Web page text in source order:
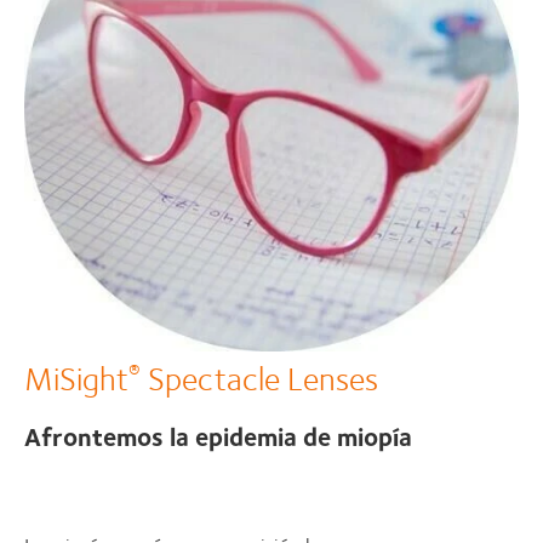
MiSight® Spectacle Lenses
Afrontemos la epidemia de miopía